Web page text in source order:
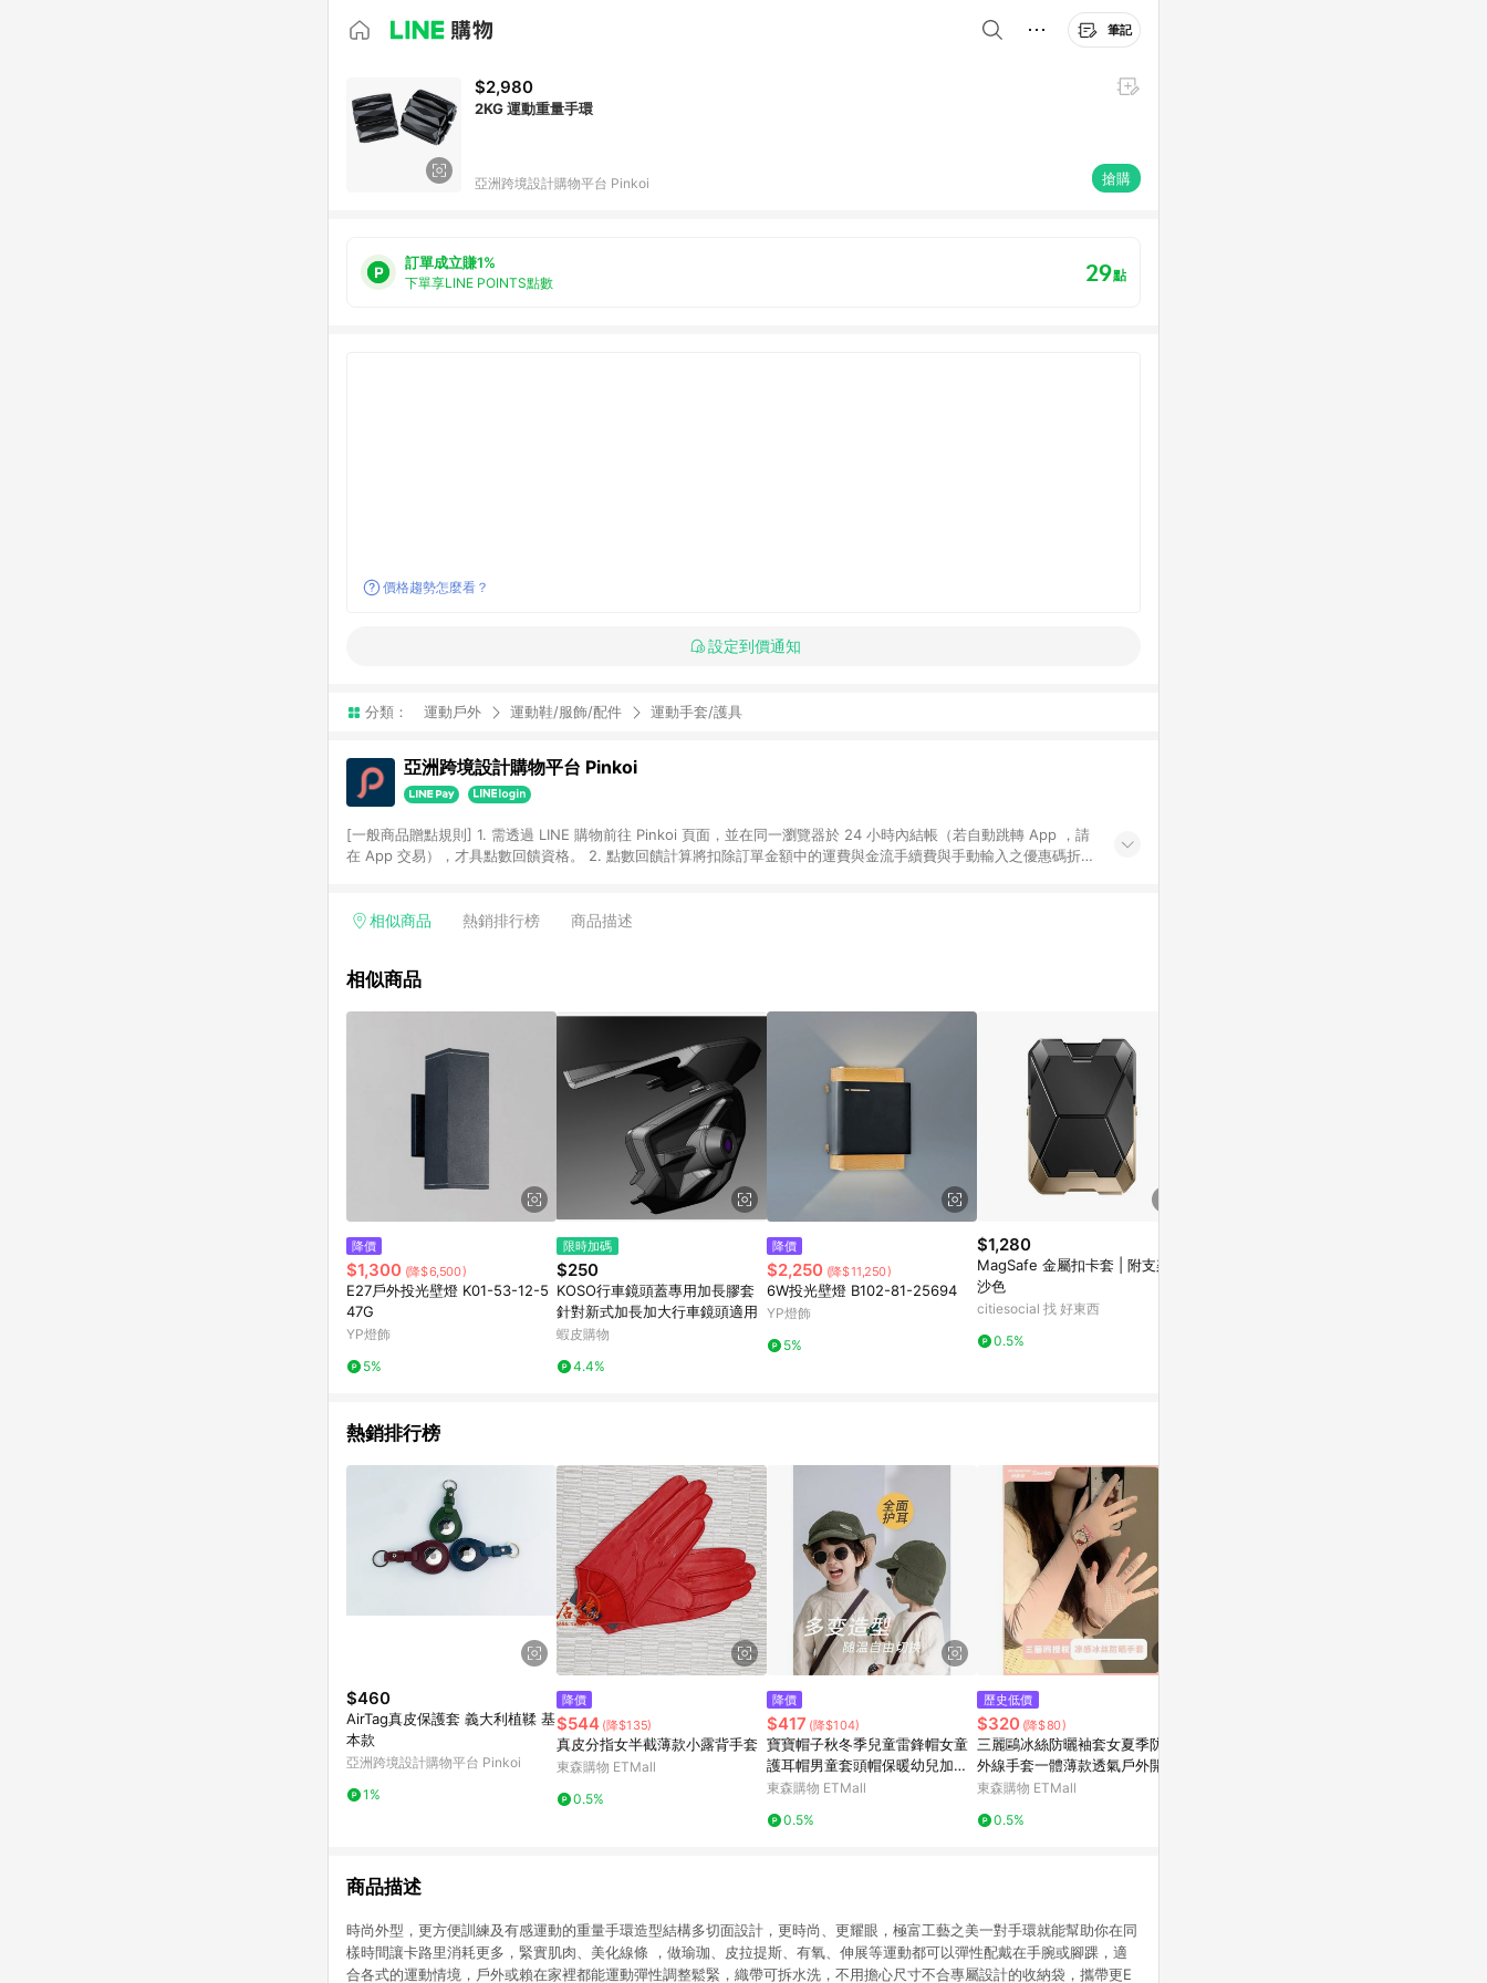
筆記
$2,980
2KG 運動重量手環
亞洲跨境設計購物平台 Pinkoi 搶購
訂單成立賺1%
下單享LINE POINTS點數 29點
價格趨勢怎麼看？
設定到價通知
分類： 運動戶外 運動鞋/服飾/配件 運動手套/護具
亞洲跨境設計購物平台 Pinkoi
[一般商品贈點規則] 1. 需透過 LINE 購物前往 Pinkoi 頁面，並在同一瀏覽器於 24 小時內結帳（若自動跳轉 App ，請
在 App 交易），才具點數回饋資格。 2. 點數回饋計算將扣除訂單金額中的運費與金流手續費與手動輸入之優惠碼折
格，部分退款不在此限。 6. APP 請更新至Android v4.6.0 / iOS v4.1.5 以上才具贈點資格。 7. 點數將於出貨後 45 天
使用規則請以點數紅包活動說明為準。 11. 若於 LINE 購物前往 Pinkoi 頁面後才首次下載 Pinkoi APP 並完成訂單，不
相似商品 熱銷排行榜 商品描述
相似商品
降價
$1,300 (降$6,500)
E27戶外投光壁燈 K01-53-12-5
47G
YP燈飾
5%
限時加碼
$250
KOSO行車鏡頭蓋專用加長膠套
針對新式加長加大行車鏡頭適用
蝦皮購物
4.4%
降價
$2,250 (降$11,250)
6W投光壁燈 B102-81-25694
YP燈飾
5%
$1,280
MagSafe 金屬扣卡套 | 附支架
沙色
citiesocial 找 好東西
0.5%
熱銷排行榜
$460
AirTag真皮保護套 義大利植鞣 基
本款
亞洲跨境設計購物平台 Pinkoi
1%
降價
$544 (降$135)
真皮分指女半截薄款小露背手套
東森購物 ETMall
0.5%
降價
$417 (降$104)
寶寶帽子秋冬季兒童雷鋒帽女童
護耳帽男童套頭帽保暖幼兒加厚
加絨
東森購物 ETMall
0.5%
歷史低價
$320 (降$80)
三麗鷗冰絲防曬袖套女夏季防紫
外線手套一體薄款透氣戶外開車
冰袖
東森購物 ETMall
0.5%
商品描述
時尚外型，更方便訓練及有感運動的重量手環造型結構多切面設計，更時尚、更耀眼，極富工藝之美一對手環就能幫助你在同
樣時間讓卡路里消耗更多，緊實肌肉、美化線條 ，做瑜珈、皮拉提斯、有氧、伸展等運動都可以彈性配戴在手腕或腳踝，適
合各式的運動情境，戶外或賴在家裡都能運動彈性調整鬆緊，織帶可拆水洗，不用擔心尺寸不合專屬設計的收納袋，攜帶更E